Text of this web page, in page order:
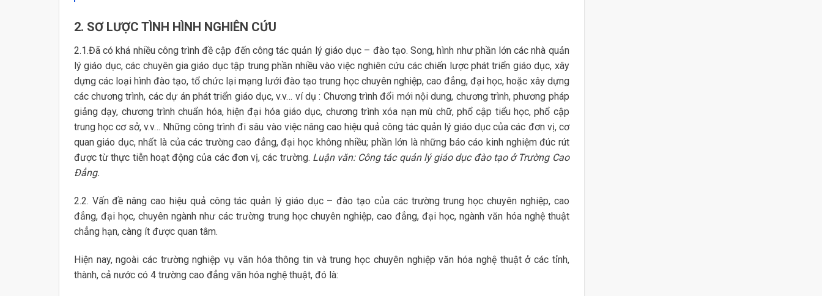
2. SƠ LƯỢC TÌNH HÌNH NGHIÊN CỨU
2.1.Đã có khá nhiều công trình đề cập đến công tác quản lý giáo dục – đào tạo. Song, hình như phần lớn các nhà quản
lý giáo dục, các chuyên gia giáo dục tập trung phần nhiều vào việc nghiên cứu các chiến lược phát triển giáo dục, xây
dựng các loại hình đào tạo, tổ chức lại mạng lưới đào tạo trung học chuyên nghiệp, cao đẳng, đại học, hoặc xây dựng
các chương trình, các dự án phát triển giáo dục, v.v… ví dụ : Chương trình đổi mới nội dung, chương trình, phương pháp
giảng dạy, chương trình chuẩn hóa, hiện đại hóa giáo dục, chương trình xóa nạn mù chữ, phổ cập tiểu học, phổ cập
trung học cơ sở, v.v… Những công trình đi sâu vào việc nâng cao hiệu quả công tác quản lý giáo dục của các đơn vị, cơ
quan giáo dục, nhất là của các trường cao đẳng, đại học không nhiều; phần lớn là những báo cáo kinh nghiệm đúc rút
được từ thực tiễn hoạt động của các đơn vị, các trường. Luận văn: Công tác quản lý giáo dục đào tạo ở Trường Cao
Đẳng.
2.2. Vấn đề nâng cao hiệu quả công tác quản lý giáo dục – đào tạo của các trường trung học chuyên nghiệp, cao
đẳng, đại học, chuyên ngành như các trường trung học chuyên nghiệp, cao đẳng, đại học, ngành văn hóa nghệ thuật
chẳng hạn, càng ít được quan tâm.
Hiện nay, ngoài các trường nghiệp vụ văn hóa thông tin và trung học chuyên nghiệp văn hóa nghệ thuật ở các tỉnh,
thành, cả nước có 4 trường cao đẳng văn hóa nghệ thuật, đó là: